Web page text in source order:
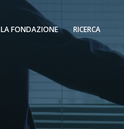
LA FONDAZIONE RICERCA